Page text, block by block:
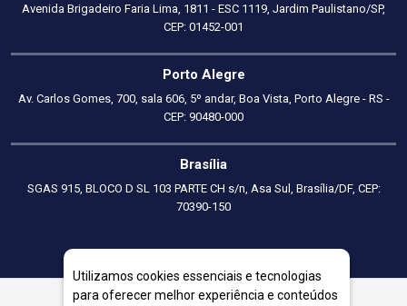
Avenida Brigadeiro Faria Lima, 1811 - ESC 1119, Jardim Paulistano/SP,
CEP: 01452-001
Porto Alegre
Av. Carlos Gomes, 700, sala 606, 5º andar, Boa Vista, Porto Alegre - RS -
CEP: 90480-000
Brasília
SGAS 915, BLOCO D SL 103 PARTE CH s/n, Asa Sul, Brasília/DF, CEP:
70390-150
Utilizamos cookies essenciais e tecnologias
para oferecer melhor experiência e conteúdos